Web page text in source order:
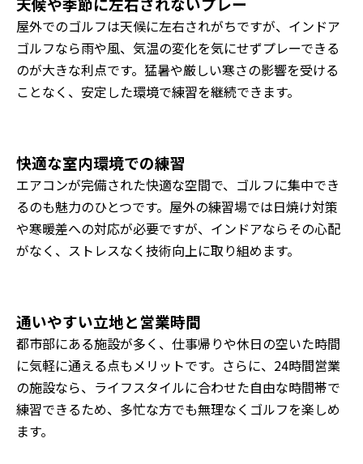
屋外でのゴルフは天候に左右されがちですが、インドア
ゴルフなら雨や風、気温の変化を気にせずプレーできる
のが大きな利点です。猛暑や厳しい寒さの影響を受ける
ことなく、安定した環境で練習を継続できます。
快適な室内環境での練習
エアコンが完備された快適な空間で、ゴルフに集中でき
るのも魅力のひとつです。屋外の練習場では日焼け対策
や寒暖差への対応が必要ですが、インドアならその心配
がなく、ストレスなく技術向上に取り組めます。
通いやすい立地と営業時間
都市部にある施設が多く、仕事帰りや休日の空いた時間
に気軽に通える点もメリットです。さらに、24時間営業
の施設なら、ライフスタイルに合わせた自由な時間帯で
練習できるため、多忙な方でも無理なくゴルフを楽しめ
ます。